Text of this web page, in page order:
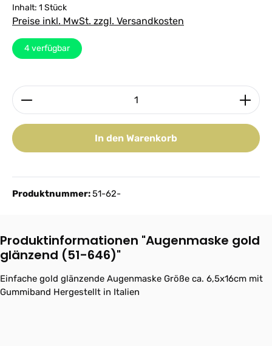
Inhalt: 1 Stück
Preise inkl. MwSt. zzgl. Versandkosten
4verfügbar
Produkt Anzahl: Gib den gewünschten Wert ein
In den Warenkorb
Produktnummer:51-62-
Produktinformationen "Augenmaske gold
glänzend (51-646)"
Einfache gold glänzende Augenmaske Größe ca. 6,5x16cm mit
Gummiband Hergestellt in Italien